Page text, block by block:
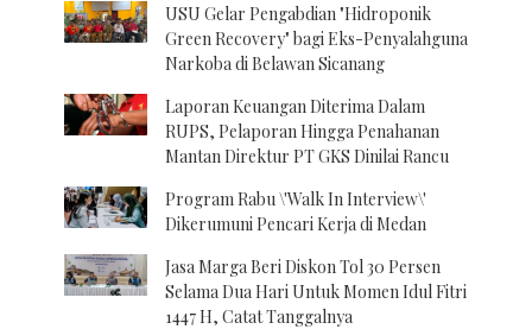
USU Gelar Pengabdian "Hidroponik
Green Recovery" bagi Eks-Penyalahguna
Narkoba di Belawan Sicanang
Laporan Keuangan Diterima Dalam
RUPS, Pelaporan Hingga Penahanan
Mantan Direktur PT GKS Dinilai Rancu
Program Rabu \'Walk In Interview\'
Dikerumuni Pencari Kerja di Medan
Jasa Marga Beri Diskon Tol 30 Persen
Selama Dua Hari Untuk Momen Idul Fitri
1447 H, Catat Tanggalnya